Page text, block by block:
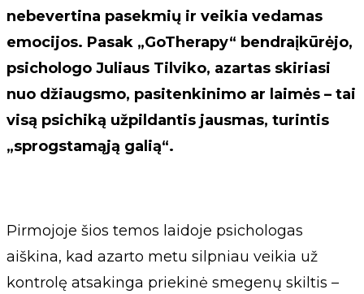
nebevertina pasekmių ir veikia vedamas
emocijos. Pasak „GoTherapy“ bendraįkūrėjo,
psichologo Juliaus Tilviko, azartas skiriasi
nuo džiaugsmo, pasitenkinimo ar laimės – tai
visą psichiką užpildantis jausmas, turintis
„sprogstamąją galią“.
Pirmojoje šios temos laidoje psichologas
aiškina, kad azarto metu silpniau veikia už
kontrolę atsakinga priekinė smegenų skiltis –